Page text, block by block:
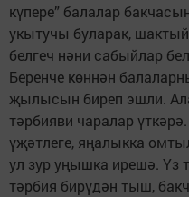
күпере” балалар
укытучы буларак,
белгеч нәни сабыйлар
Беренче көннән
җылысын биреп эшли.
тәрбияви чаралар
үҗәтлеге, яңалыкка
ул зур уңышка ирешә. Үз
тәрбия бирүдән тыш,